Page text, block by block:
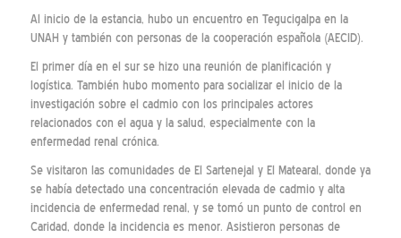
Al inicio de la estancia, hubo un encuentro en Tegucigalpa en la
UNAH y también con personas de la cooperación española (AECID).
El primer día en el sur se hizo una reunión de planificación y
logística. También hubo momento para socializar el inicio de la
investigación sobre el cadmio con los principales actores
relacionados con el agua y la salud, especialmente con la
enfermedad renal crónica.
Se visitaron las comunidades de El Sartenejal y El Matearal, donde ya
se había detectado una concentración elevada de cadmio y alta
incidencia de enfermedad renal, y se tomó un punto de control en
Caridad, donde la incidencia es menor. Asistieron personas de